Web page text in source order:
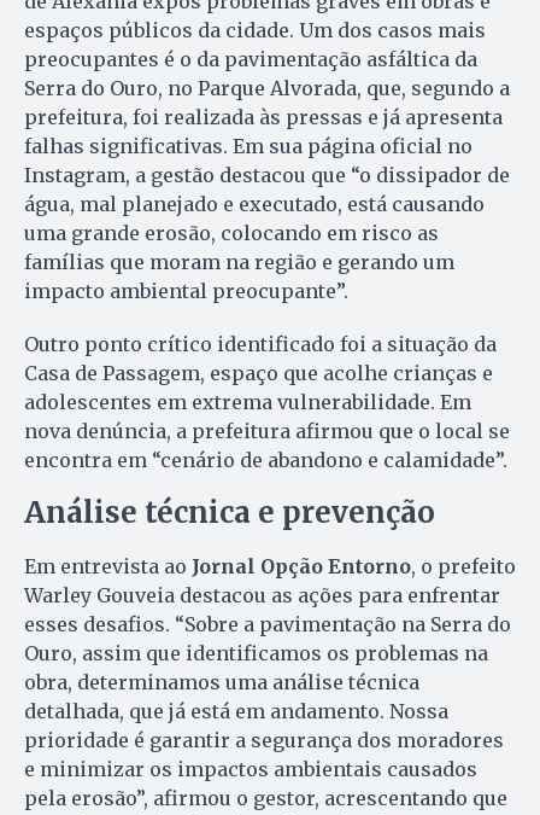
espaços públicos da cidade. Um dos casos mais
preocupantes é o da pavimentação asfáltica da
Serra do Ouro, no Parque Alvorada, que, segundo a
prefeitura, foi realizada às pressas e já apresenta
falhas significativas. Em sua página oficial no
Instagram, a gestão destacou que “o dissipador de
água, mal planejado e executado, está causando
uma grande erosão, colocando em risco as
famílias que moram na região e gerando um
impacto ambiental preocupante”.
Outro ponto crítico identificado foi a situação da
Casa de Passagem, espaço que acolhe crianças e
adolescentes em extrema vulnerabilidade. Em
nova denúncia, a prefeitura afirmou que o local se
encontra em “cenário de abandono e calamidade”.
Análise técnica e prevenção
Em entrevista ao Jornal Opção Entorno, o prefeito
Warley Gouveia destacou as ações para enfrentar
esses desafios. “Sobre a pavimentação na Serra do
Ouro, assim que identificamos os problemas na
obra, determinamos uma análise técnica
detalhada, que já está em andamento. Nossa
prioridade é garantir a segurança dos moradores
e minimizar os impactos ambientais causados
pela erosão”, afirmou o gestor, acrescentando que